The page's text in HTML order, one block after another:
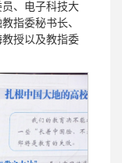
、电子科技大
指委秘书长、
授以及教指委